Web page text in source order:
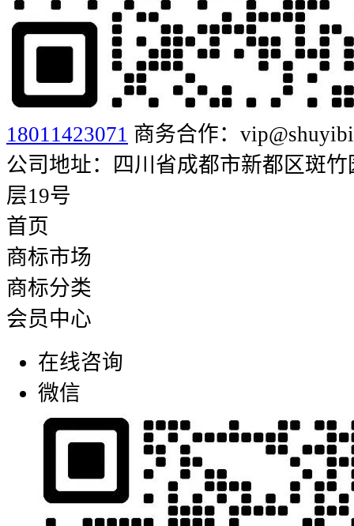
18011423071 商务合作：
公司地址：四川省成都市新都区斑
层19号
首页
商标市场
商标分类
会员中心
在线咨询
微信